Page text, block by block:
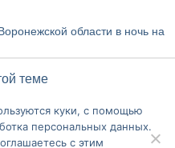
области в ночь на
теме
сайтакуки, с помощью
персональных данных.
с этим